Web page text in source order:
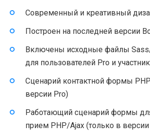
Современный и креативный
Построен на последней версии
Включены исходные файлы Sass/
для пользователей Pro и
Сценарий контактной формы
версии Pro)
Работающий сценарий формы
прием PHP/Ajax (только в